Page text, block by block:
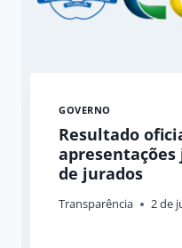
GOVERNO
Resultado
de jurados
Transparência 2 de